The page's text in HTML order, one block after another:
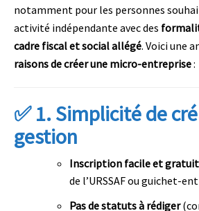
notamment pour les personnes
activité indépendante avec des
cadre fiscal et social allégé. Voici une
raisons de créer une micro-entreprise:
✅ 1.Simplicité de
gestion
Inscription facile et
de l’URSSAF ou guichet-
Pas de statuts à rédiger